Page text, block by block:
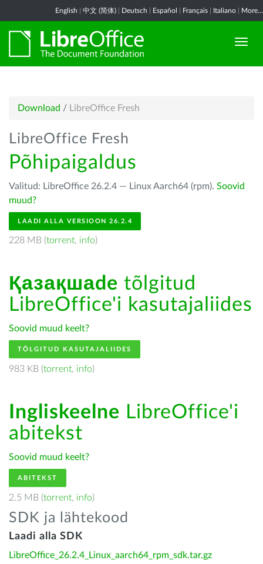
English 中文 (简体) Deutsch Español Français Italiano More...
Download / LibreOffice Fresh
LibreOffice Fresh
Põhipaigaldus
Valitud: LibreOffice 26.2.4 — Linux Aarch64 (rpm). Soovid
muud?
LAADI ALLA VERSIOON 26.2.4
228 MB (torrent, info)
Қазақшаde tõlgitud
LibreOffice'i kasutajaliides
Soovid muud keelt?
TÕLGITUD KASUTAJALIIDES
983 KB (torrent, info)
Ingliskeelne LibreOffice'i
abitekst
Soovid muud keelt?
ABITEKST
2.5 MB (torrent, info)
SDK ja lähtekood
Laadi alla SDK
LibreOffice_26.2.4_Linux_aarch64_rpm_sdk.tar.gz